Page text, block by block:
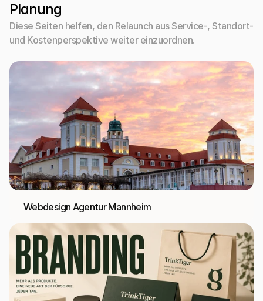
Planung
Diese Seiten helfen, den Relaunch aus Service-, Standort-
und Kostenperspektive weiter einzuordnen.
Webdesign Agentur Mannheim